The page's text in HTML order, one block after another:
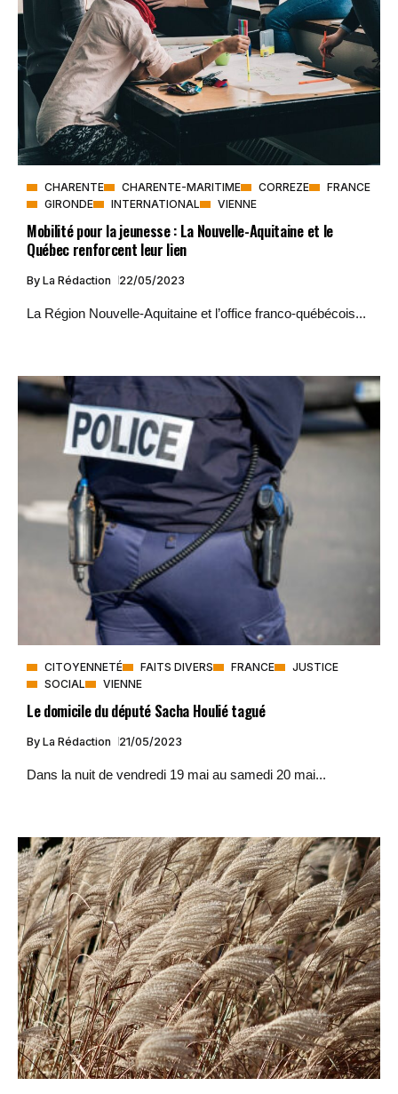
CHARENTE CHARENTE-MARITIME CORREZE
FRANCE
GIRONDE
INTERNATIONAL VIENNE
Mobilité pour la jeunesse : La Nouvelle-Aquitaine et le
Québec renforcent leur lien
By La Rédaction 22/05/2023
La Région Nouvelle-Aquitaine et l’office franco-québécois...
CITOYENNETÉ FAITS DIVERS FRANCE
JUSTICE
SOCIAL
VIENNE
Le domicile du député Sacha Houlié tagué
By La Rédaction 21/05/2023
Dans la nuit de vendredi 19 mai au samedi 20 mai...